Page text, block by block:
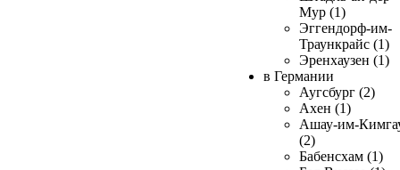
Мур (1)
Эггендорф-им-
Траункрайс (1)
Эренхаузен (1)
в Германии
Аугсбург (2)
Ахен (1)
Ашау-им-
(2)
Бабенсхам (1)